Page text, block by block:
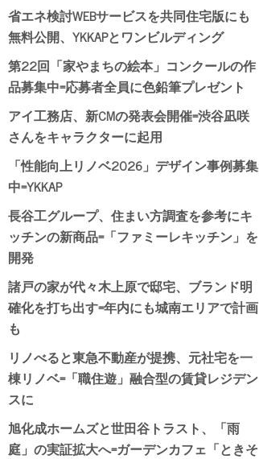
省エネ検討WEBサービスを共同住宅版にも
無料公開、YKKAPとワンビルディング
第22回「家やまちの絵本」コンクールの作
品募集中=応募者全員に色鉛筆プレゼント
アイ工務店、新CMの発表会開催=渋谷凪咲
さんをキャラクターに起用
「性能向上リノベ2026」デザイン事例募集
中=YKKAP
長谷工グループ、住まい方調査を参考にキ
ッチンの新商品=「ファミーレキッチン」を
開発
諸戸の家が代々木上原で邸宅、ブランド明
確化を打ち出す=年内にも城南エリアで計画
も
リノべると東急不動産が提携、元社宅を一
棟リノベ=「職住遊」融合型の賃貸レジデン
スに
旭化成ホームズと世田谷トラスト、「雨
庭」の実証拡大へ=ガーデンカフェ「ときそ